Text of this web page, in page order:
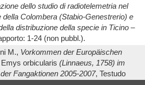
dello studio di radiotelemetria nel
della Colombera (Stabio-Genestrerio) e
distribuzione della specie in Ticino –
1-24 (non pubbl.).
M., Vorkommen der Europäischen
Emys orbicularis (Linnaeus, 1758) im
Fangaktionen 2005-2007, Testudo